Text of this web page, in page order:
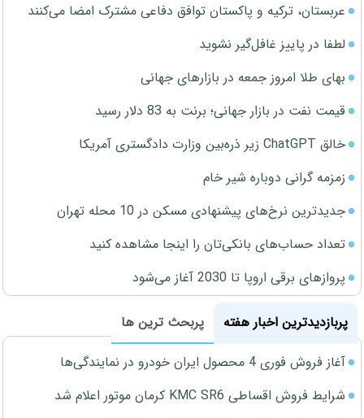
عربستان، ترکیه و پاکستان توافق دفاعی مشترک امضا می‌کنند
لطفا در پاییز غافل‌گیر نشوید
بهای طلا امروز جمعه در بازارهای جهانی
قیمت نفت در بازار جهانی؛ برنت به 83 دلار رسید
خالق ChatGPT زیر ذره‌بین وزارت دادگستری آمریکا
زمزمه گرانی دوباره شیر خام
جدیدترین نرخ‌های پیشنهادی مسکن در 10 محله تهران
تعداد حساب‌های بانکی‌تان را اینجا مشاهده کنید
پروازهای برقی اروپا تا 2030 آغاز می‌شود
پربازدیدترین اخبار هفته
پربحث ترین ها
آغاز فروش فوری 4 محصول ایران خودرو در نمایندگی‌ها
شرایط فروش اقساطی KMC SR6 کرمان موتور اعلام شد